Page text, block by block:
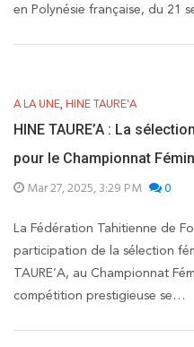
en Polynésie française, du 21
A LA UNE, HINE TAURE'A
HINE TAURE’A : La
pour le Championnat
Mar 27, 2025, 3:29 PM 0
La Fédération Tahitienne de
participation de la sélection
TAURE’A, au Championnat
compétition prestigieuse se…